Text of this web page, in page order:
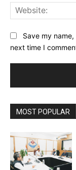
Save my
next time I
MOST POPULAR